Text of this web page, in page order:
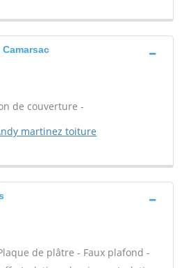
de couverture -
martinez toiture
de plâtre - Faux plafond -